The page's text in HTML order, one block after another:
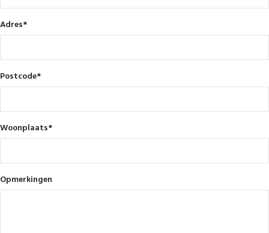
Adres*
Postcode*
Woonplaats*
Opmerkingen